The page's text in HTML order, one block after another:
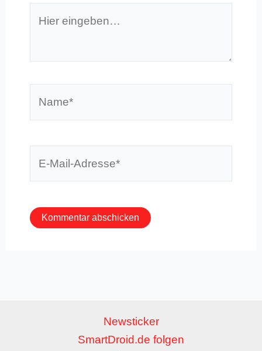
eingeben…
Newsticker
SmartDroid.de folgen